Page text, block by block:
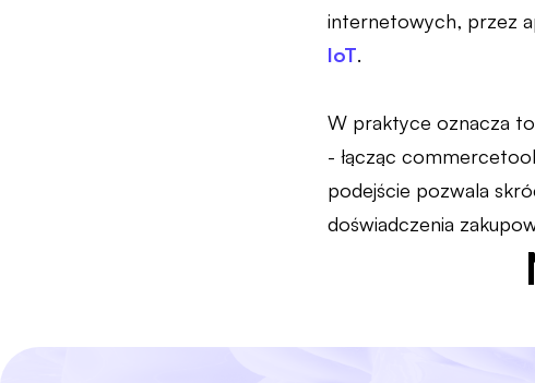
internetowych, przez
IoT.
W praktyce oznacza
- łącząc
podejście pozwala
doświadczenia